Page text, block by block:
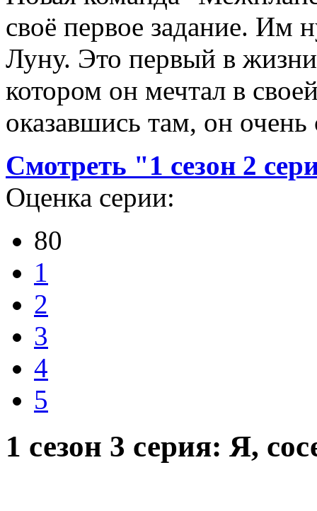
своё первое задание. Им
Луну. Это первый в
котором он мечтал в
оказавшись там, он очень
Смотреть "1 сезон 2
Оценка серии:
80
1
2
3
4
5
1 сезон 3 серия: Я,